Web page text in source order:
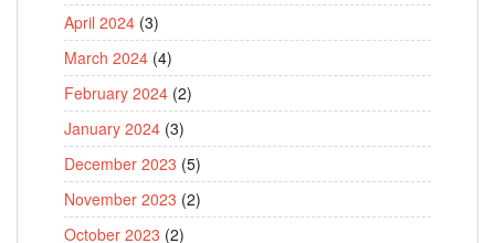
April 2024 (3)
March 2024 (4)
February 2024 (2)
January 2024 (3)
December 2023 (5)
November 2023 (2)
October 2023 (2)